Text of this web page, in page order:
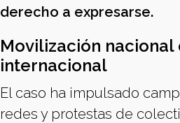
derecho a expresarse.
Movilización nacional
internacional
El caso ha impulsado
redes y protestas de